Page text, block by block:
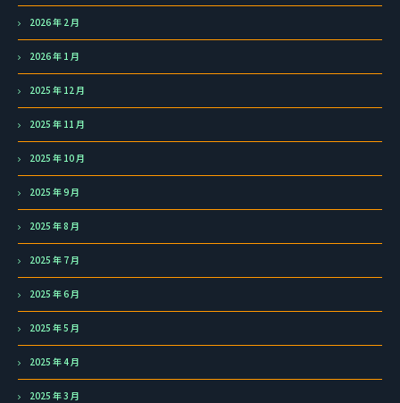
2026 年 2 月
2026 年 1 月
2025 年 12 月
2025 年 11 月
2025 年 10 月
2025 年 9 月
2025 年 8 月
2025 年 7 月
2025 年 6 月
2025 年 5 月
2025 年 4 月
2025 年 3 月